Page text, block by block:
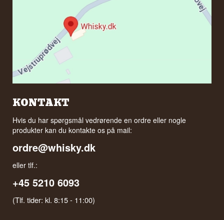
KONTAKT
Hvis du har spørgsmål vedrørende en ordre eller nogle
produkter kan du kontakte os på mail:
ordre@whisky.dk
eller tlf.:
+45 5210 6093
(Tlf. tider: kl. 8:15 - 11:00)